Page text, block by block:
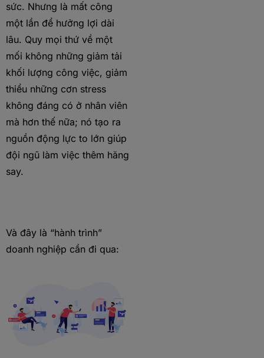
sức. Nhưng là mất công
một lần để hưởng lợi dài
lâu. Quy mọi thứ về một
mối không những giảm tải
khối lượng công việc, giảm
thiểu những cơn stress
không đáng có ở nhân viên
mà hơn thế nữa; nó tạo ra
nguồn động lực to lớn giúp
đội ngũ làm việc thêm hăng
say.
Và đây là “hành trình”
doanh nghiệp cần đi qua: